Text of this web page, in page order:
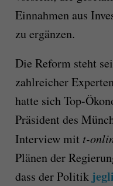
Einnahmen aus
zu ergänzen.
Die Reform steht
zahlreicher
hatte sich Top-
Präsident des
Interview mit t-
Plänen der
dass der Politik